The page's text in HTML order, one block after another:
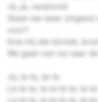
Ja, ja, vanavond
Staan we weer
voor?
Doe mij die blonde,
We gaan van nul naar
Ja, la-la, lai-la
La-la-la, la-la-la-la, la-
La-la-la, la-la-la-la, la-